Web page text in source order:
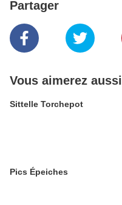
Partager
Vous aimerez aussi
Sittelle Torchepot
Pics Épeiches